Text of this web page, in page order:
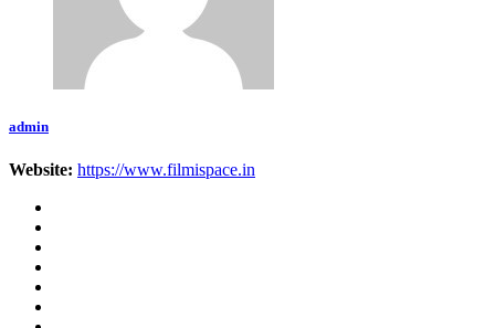
admin
Website: https://www.filmispace.in